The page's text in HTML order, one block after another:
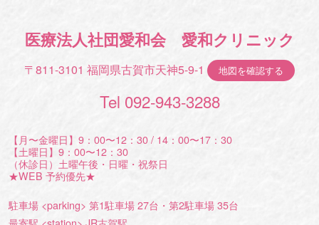
医療法人社団愛和会 愛和クリニック
〒811-3101 福岡県古賀市天神5-9-1 地図を確認する
Tel 092-943-3288
【月〜金曜日】9：00〜12：30 / 14：00〜17：30
【土曜日】9：00〜12：30
（休診日）土曜午後・日曜・祝祭日
★WEB 予約優先★
駐車場 <parking> 第1駐車場 27台・第2駐車場 35台